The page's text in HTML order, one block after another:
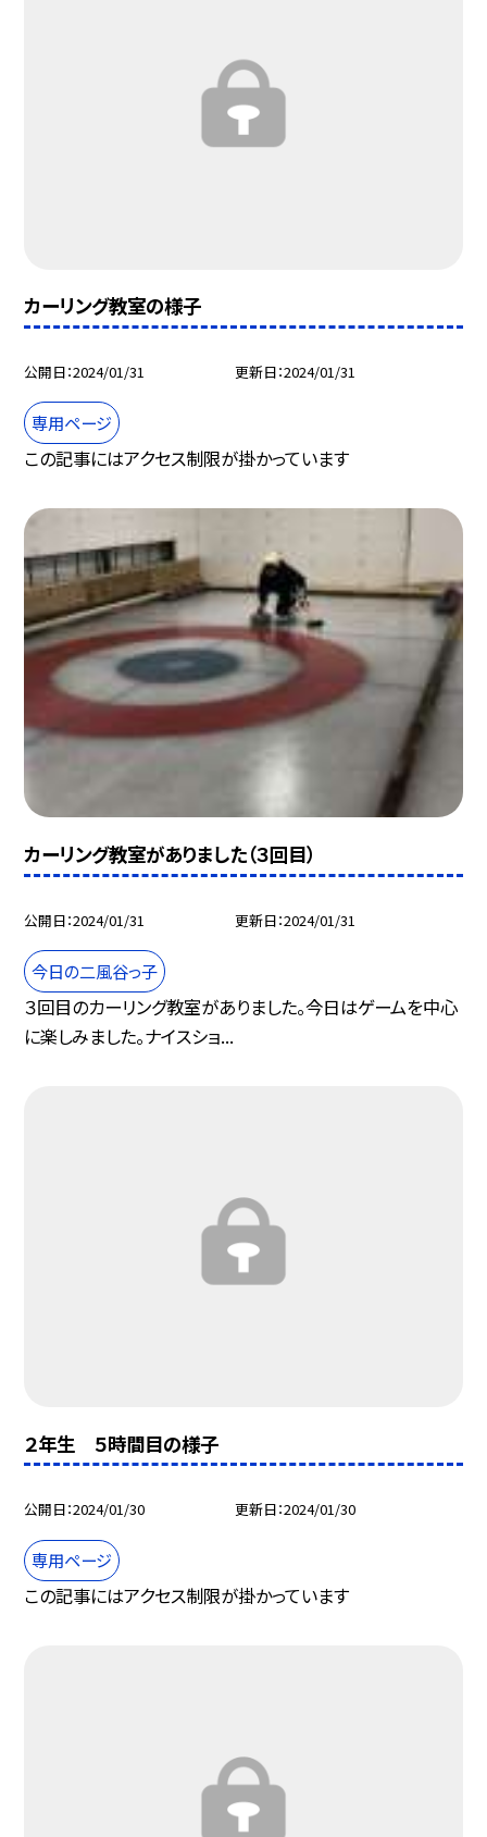
カーリング教室の様子
公開日 2024/01/31 更新日 2024/01/31
専用ページ
この記事にはアクセス制限が掛かっています
カーリング教室がありました（３回目）
公開日 2024/01/31 更新日 2024/01/31
今日の二風谷っ子
３回目のカーリング教室がありました。今日はゲームを中心
に楽しみました。ナイスショ...
２年生 ５時間目の様子
公開日 2024/01/30 更新日 2024/01/30
専用ページ
この記事にはアクセス制限が掛かっています